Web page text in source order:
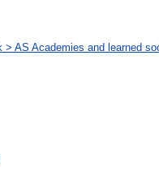
AS Academies and learned